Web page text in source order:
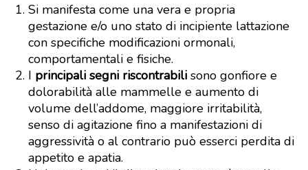
Si manifesta come una vera e propria
gestazione e/o uno stato di incipiente lattazione
con specifiche modificazioni ormonali,
comportamentali e fisiche.
I principali segni riscontrabili sono gonfiore e
dolorabilità alle mammelle e aumento di
volume dell’addome, maggiore irritabilità,
senso di agitazione fino a manifestazioni di
aggressività o al contrario può esserci perdita di
appetito e apatia.